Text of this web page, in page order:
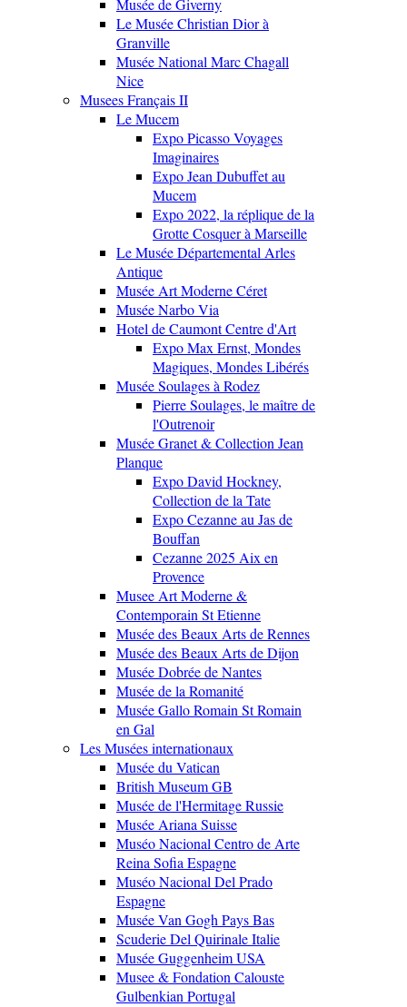
Musée de Giverny
Le Musée Christian Dior à
Granville
Musée National Marc Chagall
Nice
Musees Français II
Le Mucem
Expo Picasso Voyages
Imaginaires
Expo Jean Dubuffet au
Mucem
Expo 2022, la réplique de la
Grotte Cosquer à Marseille
Le Musée Départemental Arles
Antique
Musée Art Moderne Céret
Musée Narbo Via
Hotel de Caumont Centre d'Art
Expo Max Ernst, Mondes
Magiques, Mondes Libérés
Musée Soulages à Rodez
Pierre Soulages, le maître de
l'Outrenoir
Musée Granet & Collection Jean
Planque
Expo David Hockney,
Collection de la Tate
Expo Cezanne au Jas de
Bouffan
Cezanne 2025 Aix en
Provence
Musee Art Moderne &
Contemporain St Etienne
Musée des Beaux Arts de Rennes
Musée des Beaux Arts de Dijon
Musée Dobrée de Nantes
Musée de la Romanité
Musée Gallo Romain St Romain
en Gal
Les Musées internationaux
Musée du Vatican
British Museum GB
Musée de l'Hermitage Russie
Musée Ariana Suisse
Muséo Nacional Centro de Arte
Reina Sofia Espagne
Muséo Nacional Del Prado
Espagne
Musée Van Gogh Pays Bas
Scuderie Del Quirinale Italie
Musée Guggenheim USA
Musee & Fondation Calouste
Gulbenkian Portugal